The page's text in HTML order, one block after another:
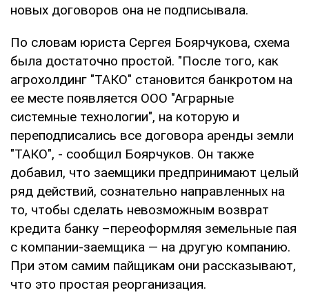
новых договоров она не подписывала.
По словам юриста Сергея Боярчукова, схема
была достаточно простой. "После того, как
агрохолдинг "ТАКО" становится банкротом на
ее месте появляется ООО "Аграрные
системные технологии", на которую и
переподписались все договора аренды земли
"ТАКО", - сообщил Боярчуков. Он также
добавил, что заемщики предпринимают целый
ряд действий, сознательно направленных на
то, чтобы сделать невозможным возврат
кредита банку –переоформляя земельные пая
с компании-заемщика — на другую компанию.
При этом самим пайщикам они рассказывают,
что это простая реорганизация.